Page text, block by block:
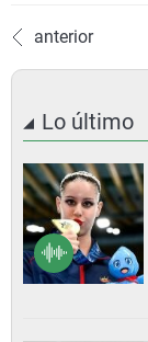
anterior
Lo último